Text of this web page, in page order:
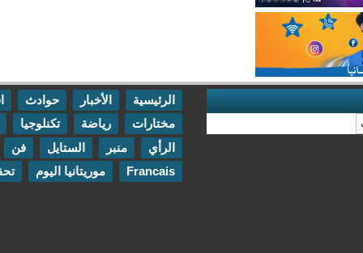
حوادث
اقتصاد
تكنلوجيا
مقابلات
الستايل فن
اتصل بنا
موريتانيا اليوم تحقيقات